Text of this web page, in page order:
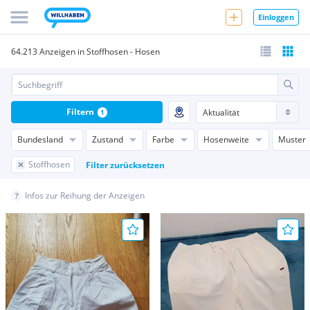
Einloggen
64.213 Anzeigen in Stoffhosen - Hosen
Bundesland Zustand Farbe Hosenweite Muster
Stoffhosen Filter zurücksetzen
Filtern 1
Infos zur Reihung der Anzeigen